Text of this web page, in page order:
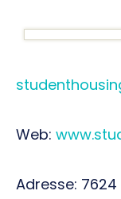
Web:
Adresse: 7624